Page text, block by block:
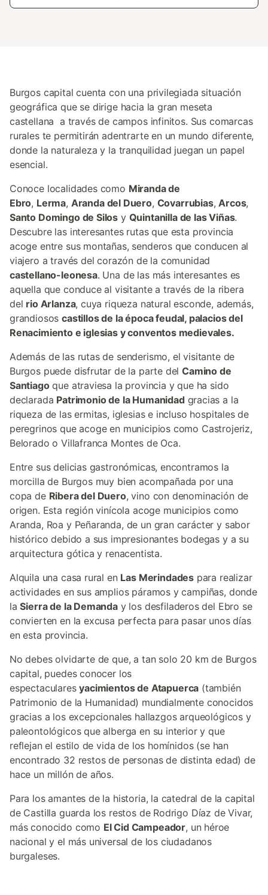
Burgos capital cuenta con una privilegiada situación
geográfica que se dirige hacia la gran meseta
castellana a través de campos infinitos. Sus comarcas
rurales te permitirán adentrarte en un mundo diferente,
donde la naturaleza y la tranquilidad juegan un papel
esencial.
Conoce localidades como Miranda de
Ebro, Lerma, Aranda del Duero, Covarrubias,Arcos,
Santo Domingo de Silos y Quintanilla de las Viñas.
Descubre las interesantes rutas que esta provincia
acoge entre sus montañas, senderos que conducen al
viajero a través del corazón de la comunidad
castellano-leonesa. Una de las más interesantes es
aquella que conduce al visitante a través de la ribera
del rio Arlanza, cuya riqueza natural esconde, además,
grandiososcastillos de la época feudal, palacios del
Renacimiento e iglesias y conventos medievales.
Además de las rutas de senderismo, el visitante de
Burgos puede disfrutar de la parte delCamino de
Santiagoque atraviesa la provincia y que ha sido
declarada Patrimonio de la Humanidadgracias a la
riqueza de las ermitas, iglesias e incluso hospitales de
peregrinos que acoge en municipios como Castrojeriz,
Belorado o Villafranca Montes de Oca.
Entre sus delicias gastronómicas, encontramos la
morcilla de Burgos muy bien acompañada por una
copa de Ribera del Duero, vino con denominación de
origen. Esta región vinícola acoge municipios como
Aranda, Roa y Peñaranda, de un gran carácter y sabor
histórico debido a sus impresionantes bodegas y a su
arquitectura gótica y renacentista.
Alquila una casa rural en Las Merindadespara realizar
actividades en sus amplios páramos y campiñas, donde
laSierra de la Demanday los desfiladeros del Ebro se
convierten en la excusa perfecta para pasar unos días
en esta provincia.
No debes olvidarte de que, a tan solo 20 km de Burgos
capital, puedes conocer los
espectacularesyacimientos de Atapuerca (también
Patrimonio de la Humanidad) mundialmente conocidos
gracias a los excepcionales hallazgos arqueológicos y
paleontológicos que alberga en su interior y que
reflejan el estilo de vida de los homínidos (se han
encontrado 32 restos de personas de distinta edad) de
hace un millón de años.
Para los amantes de la historia, la catedral de la capital
de Castilla guarda los restos de Rodrigo Díaz de Vivar,
más conocido como El Cid Campeador, un héroe
nacional y el más universal de los ciudadanos
burgaleses.